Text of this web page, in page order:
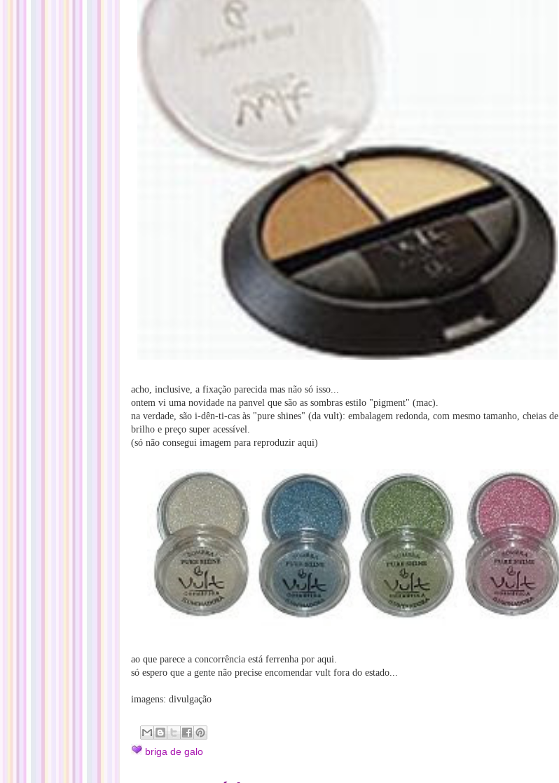
acho, inclusive, a fixação parecida mas não só isso...
ontem vi uma novidade na panvel que são as sombras estilo "pigment" (mac).
na verdade, são i-dên-ti-cas às "pure shines" (da vult): embalagem redonda, com mesmo tamanho, cheias de
brilho e preço super acessível.
(só não consegui imagem para reproduzir aqui)
ao que parece a concorrência está ferrenha por aqui.
só espero que a gente não precise encomendar vult fora do estado...
imagens: divulgação
briga de galo